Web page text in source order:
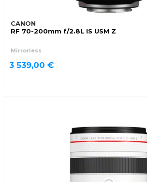
CANON
RF 70-200mm f/2.8L IS USM Z
Mirrorless
3 539,00 €